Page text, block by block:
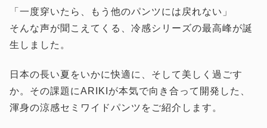
「一度穿いたら、もう他のパンツには戻れない」
そんな声が聞こえてくる、冷感シリーズの最高峰が誕
生しました。
日本の長い夏をいかに快適に、そして美しく過ごす
か。その課題にARIKIが本気で向き合って開発した、
渾身の涼感セミワイドパンツをご紹介します。